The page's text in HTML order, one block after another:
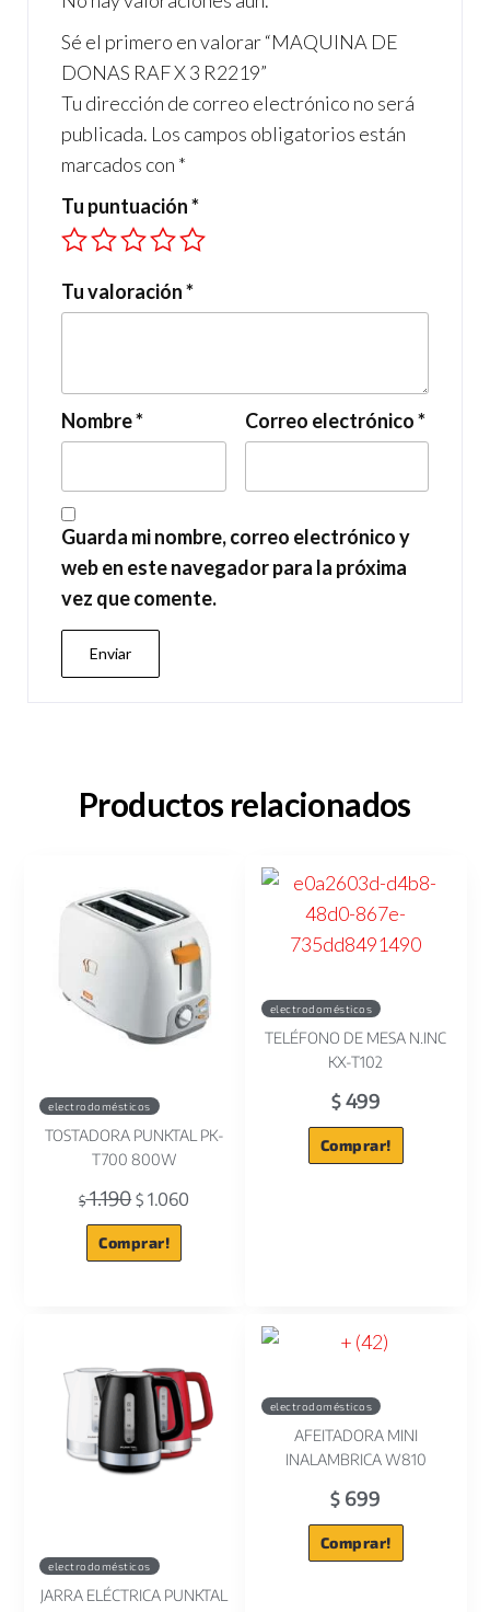
o
k
p
p
Sé el primero en valorar “MAQUINA DE
DONAS RAF X 3 R2219”
Tu dirección de correo electrónico no será
publicada. Los campos obligatorios están
marcados con *
Tu puntuación*
Tu valoración*
Nombre* Correo electrónico*
Guarda mi nombre, correo electrónico y
web en este navegador para la próxima
vez que comente.
Productos relacionados
electrodomésticos
TOSTADORA PUNKTAL PK-
T700 800W
$1.190 $ 1.060
Comprar!
electrodomésticos
TELÉFONO DE MESA N.INC
KX-T102
$499
Comprar!
electrodomésticos
JARRA ELÉCTRICA PUNKTAL
electrodomésticos
AFEITADORA MINI
INALAMBRICA W810
$ 699
Comprar!